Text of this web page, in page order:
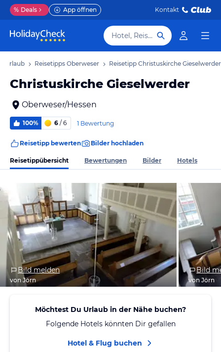
% Deals App öffnen Kontakt
Hotel, Reiseziel
Urlaub Reisetipps Oberweser Reisetipp Christuskirche Gieselwerder
Christuskirche Gieselwerder
Oberweser/Hessen
100% 6 / 6 1 Bewertung
Reisetipp bewerten Bilder hochladen
Reisetippübersicht Bewertungen Bilder Hotels
Bild melden
von Jörn
Bild
von Jörn
Möchtest Du Urlaub in der Nähe buchen?
Folgende Hotels könnten Dir gefallen
Hotel & Flug buchen